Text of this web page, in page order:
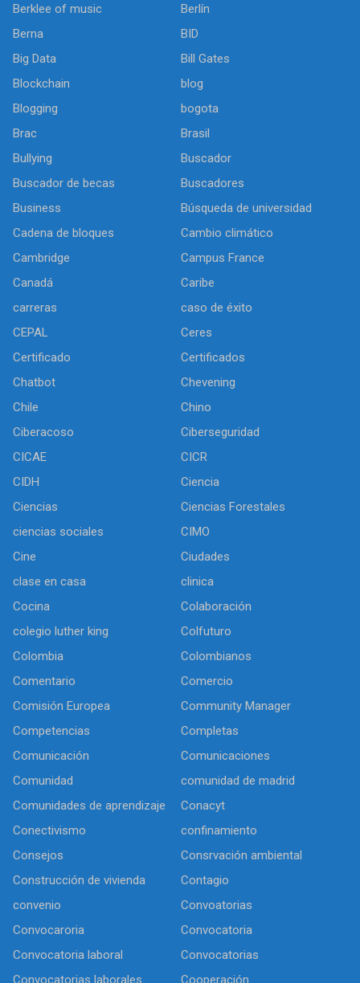
Berklee of music
Berlín
Berna
BID
Big Data
Bill Gates
Blockchain
blog
Blogging
bogota
Brac
Brasil
Bullying
Buscador
Buscador de becas
Buscadores
Business
Búsqueda de universidad
Cadena de bloques
Cambio climático
Cambridge
Campus France
Canadá
Caribe
carreras
caso de éxito
CEPAL
Ceres
Certificado
Certificados
Chatbot
Chevening
Chile
Chino
Ciberacoso
Ciberseguridad
CICAE
CICR
CIDH
Ciencia
Ciencias
Ciencias Forestales
ciencias sociales
CIMO
Cine
Ciudades
clase en casa
clinica
Cocina
Colaboración
colegio luther king
Colfuturo
Colombia
Colombianos
Comentario
Comercio
Comisión Europea
Community Manager
Competencias
Completas
Comunicación
Comunicaciones
Comunidad
comunidad de madrid
Comunidades de aprendizaje
Conacyt
Conectivismo
confinamiento
Consejos
Consrvación ambiental
Construcción de vivienda
Contagio
convenio
Convoatorias
Convocaroria
Convocatoria
Convocatoria laboral
Convocatorias
Convocatorias laborales
Cooperación